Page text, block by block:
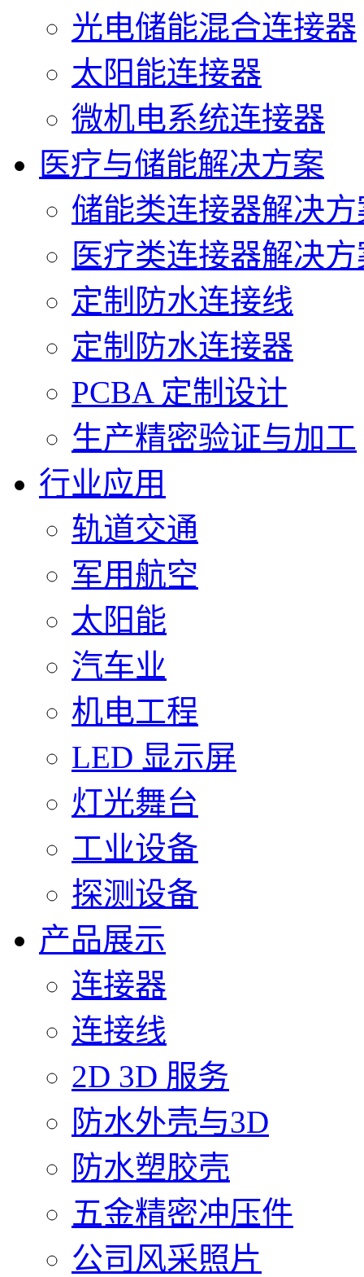
光电储能混合连接器
太阳能连接器
微机电系统连接器
医疗与储能解决方案
储能类连接器解决方
医疗类连接器解决
定制防水连接线
定制防水连接器
PCBA 定制设计
生产精密验证与加工
行业应用
轨道交通
军用航空
太阳能
汽车业
机电工程
LED 显示屏
灯光舞台
工业设备
探测设备
产品展示
连接器
连接线
2D 3D 服务
防水外壳与3D
防水塑胶壳
五金精密冲压件
公司风采照片